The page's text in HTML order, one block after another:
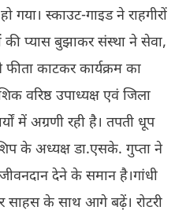
स्काउट-गाइड ने राहगीरों
की प्यास बुझाकर संस्था ने सेवा,
काटकर कार्यक्रम का
वरिष्ठ उपाध्यक्ष एवं जिला
में अग्रणी रही है। तपती धूप
के अध्यक्ष डा.एसके. गुप्ता ने
देने के समान है।गांधी
साहस के साथ आगे बढ़ें। रोटरी